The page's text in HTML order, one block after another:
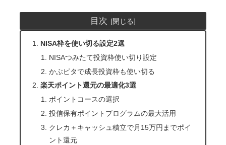
目次
NISA枠を使い切る設定2選
NISAつみたて投資枠使い切り設定
かぶピタで成長投資枠も使い切る
楽天ポイント還元の最適化3選
ポイントコースの選択
投信保有ポイントプログラムの最大活用
クレカ＋キャッシュ積立で月15万円までポイ
ント還元